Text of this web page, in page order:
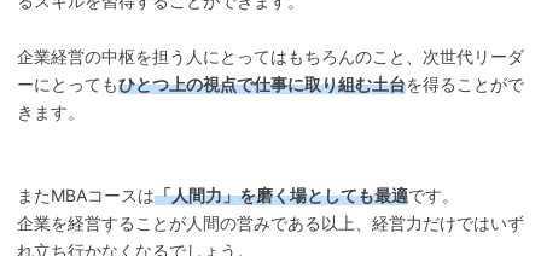
企業経営の中枢を担う人にとってはもちろんのこと、次世代リーダ
ーにとってもひとつ上の視点で仕事に取り組む土台を得ることがで
きます。
またMBAコースは「人間力」を磨く場としても最適です。
企業を経営することが人間の営みである以上、経営力だけではいず
れ立ち行かなくなるでしょう。